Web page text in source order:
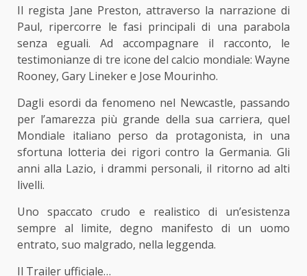
Il regista Jane Preston, attraverso la narrazione di
Paul, ripercorre le fasi principali di una parabola
senza eguali. Ad accompagnare il racconto, le
testimonianze di tre icone del calcio mondiale: Wayne
Rooney, Gary Lineker e Jose Mourinho.
Dagli esordi da fenomeno nel Newcastle, passando
per l’amarezza più grande della sua carriera, quel
Mondiale italiano perso da protagonista, in una
sfortuna lotteria dei rigori contro la Germania. Gli
anni alla Lazio, i drammi personali, il ritorno ad alti
livelli.
Uno spaccato crudo e realistico di un’esistenza
sempre al limite, degno manifesto di un uomo
entrato, suo malgrado, nella leggenda.
Il Trailer ufficiale…